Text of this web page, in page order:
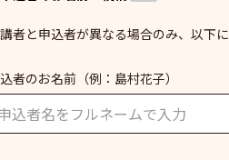
者と申込者が異なる場合のみ、以下に
者のお名前 （例：島村花子）